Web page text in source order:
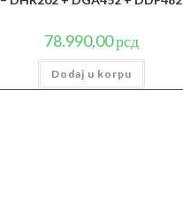
78.990,00рсд
Dodaj u korpu